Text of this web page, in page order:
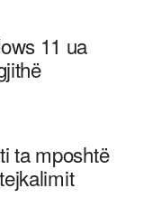
11 ua
ta mposhtë